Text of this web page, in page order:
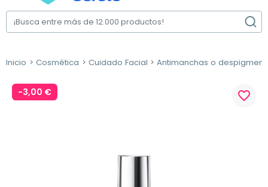
Inicio Cosmética Cuidado Facial Antimanchas o
-3,00 € favorite_border